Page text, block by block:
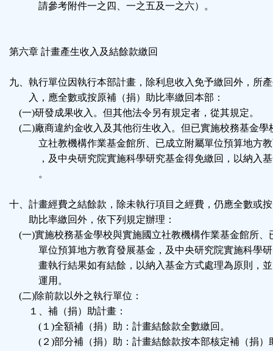
請參考附件一之四、一之五及一之六）。
第六章 計畫產生收入及結餘款繳回
九、執行單位因執行本部計畫，除利息收入免予繳回外，所
入，應全數或按原補（捐）助比率繳回本部：
(一)研發成果收入。但其他法令另有規定者，從其規定。
(二)廠商違約金收入及其他衍生收入。但已實施校務基金學
立社教機構作業基金館所、已成立附屬單位預算地方教
，及中央研究院實施科學研究基金得免繳回，以納入基
。
十、計畫經費之結餘款，除未執行項目之經費，仍應全數或
助比率繳回外，依下列規定辦理：
(一)實施校務基金學校與實施國立社教機構作業基金館所、
單位預算地方教育發展基金，及中央研究院實施科學研
畫執行結果如有結餘，以納入基金方式處理為原則，並
運用。
(二)除前款以外之執行單位：
１、補（捐）助計畫：
(１)全額補（捐）助：計畫結餘款全數繳回。
(２)部分補（捐）助：計畫結餘款按本部核定補（捐）